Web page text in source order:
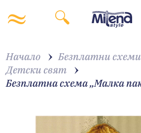
Начало
Безплатни схеми
Детски свят
Безплатна схема „Малка